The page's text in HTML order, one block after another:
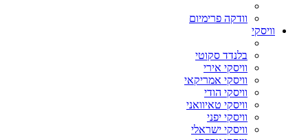
וודקה פרימיום
וויסקי
בלנדד סקוטי
וויסקי אירי
וויסקי אמריקאי
וויסקי הודי
וויסקי טאיוואני
וויסקי יפני
וויסקי ישראלי